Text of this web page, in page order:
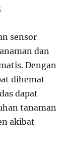
sensor
dan
Dengan
dihemat
dapat
tanaman
akibat